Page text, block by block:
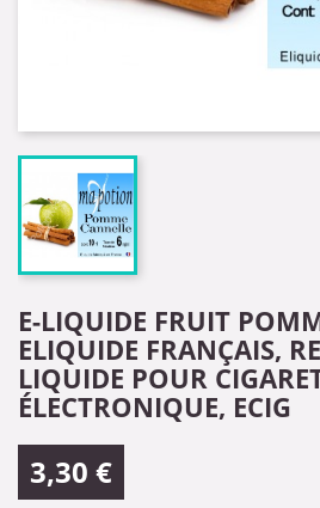
E-LIQUIDE FRUIT
ELIQUIDE FRANÇAIS,
LIQUIDE POUR
ÉLECTRONIQUE, ECIG
3,30 €